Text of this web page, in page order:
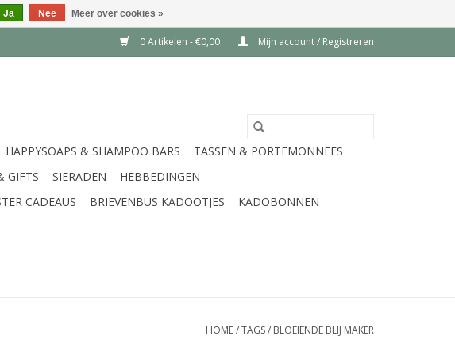
0 Artikelen - €0,00 Mijn account / Registreren
HAPPYSOAPS & SHAMPOO BARS
TASSEN & PORTEMONNEES
GIFTS SIERADEN
HEBBEDINGEN
CADEAUS BRIEVENBUS KADOOTJES
KADOBONNEN
HOME/TAGS/ BLOEIENDE BLIJ MAKER
Ja Nee Meer over cookies »